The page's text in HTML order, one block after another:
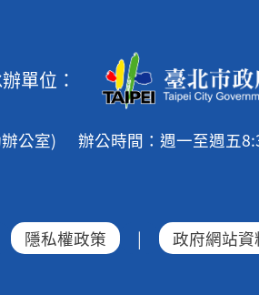
單位：
公室) 辦公時間：週一至週五
隱私權政策 | 政府網站